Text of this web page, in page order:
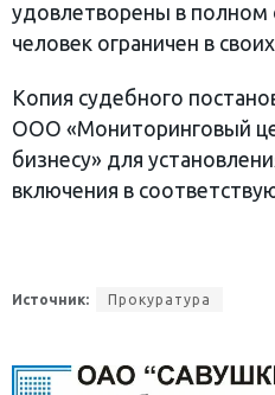
удовлетворены в
человек ограничен в
Копия судебного
ООО «Мониторинговый
бизнесу» для
включения в
Источник: Прокуратура